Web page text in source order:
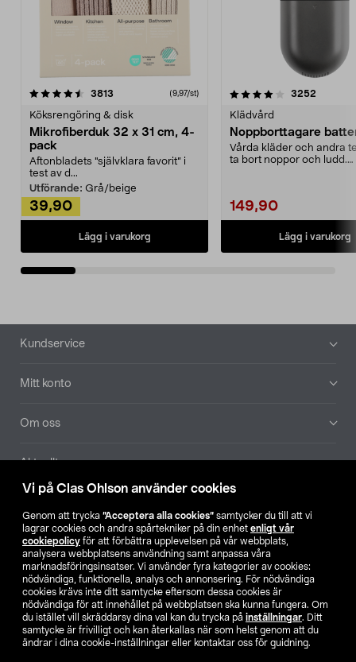
Vi på Clas Ohlson använder cookies
Genom att trycka ”Acceptera alla cookies” samtycker du till att vi
lagrar cookies och andra spårtekniker på din enhet enligt vår
cookiepolicy för att förbättra upplevelsen på vår webbplats,
analysera webbplatsens användning samt anpassa våra
marknadsföringsinsatser. Vi använder fyra kategorier av cookies:
nödvändiga, funktionella, analys och annonsering. För nödvändiga
cookies krävs inte ditt samtycke eftersom dessa cookies är
nödvändiga för att innehållet på webbplatsen ska kunna fungera. Om
du istället vill skräddarsy dina val kan du trycka på inställningar. Ditt
samtycke är frivilligt och kan återkallas när som helst genom att du
ändrar i dina cookie-inställningar eller kontaktar oss för guidning.
3813 (9,97/st)
Köksrengöring & disk
Mikrofiberduk 32 x 31 cm, 4-
pack
Aftonbladets "självklara favorit” i
test av d...
Utförande: Grå/beige
39,90
Lägg i varukorg
4.0av 5 stjärnor 3252
Klädvård
Noppborttagare
Vårda kläder och andra
ta bort noppor och ludd.
149,90
Lägg i varukorg
4.5av 5 stjärnor
Sidfot
Kundservice
Mitt konto
Om oss
Aktuellt
Hitta butik
SE NO FI